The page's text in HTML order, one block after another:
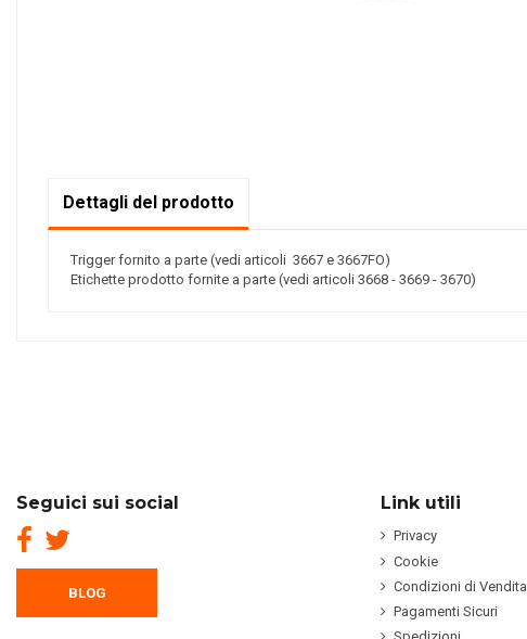
Dettagli del prodotto
Trigger fornito a parte (vedi articoli 3667 e 3667FO)
Etichette prodotto fornite a parte (vedi articoli 3668 - 3669 - 3670)
Seguici sui social
BLOG
Link utili
Privacy
Cookie
Condizioni di Vendita
Pagamenti Sicuri